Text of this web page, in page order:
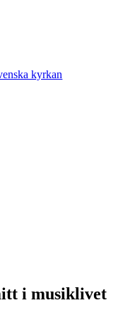
kyrkan
i musiklivet